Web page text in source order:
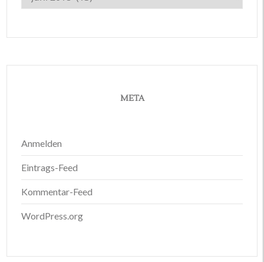
META
Anmelden
Eintrags-Feed
Kommentar-Feed
WordPress.org